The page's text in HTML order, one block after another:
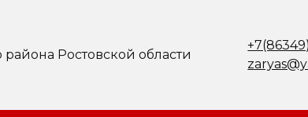
Ростовской области